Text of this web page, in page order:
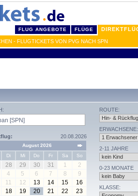
FLUG ANGEBOTE FLÜGE
- FLUGTICKETS VON PVG NACH SPN
20.08.2026
August 2026
Di Mi Do Fr Sa So
28 29 30 31 1
2
4 5 6 7 8
9
11 12 13 14 15
16
18 19 20 21 22
23
ROUTE:
ERWACHSENE:
2-11 JAHRE
0-23 MONATE
KLASSE: